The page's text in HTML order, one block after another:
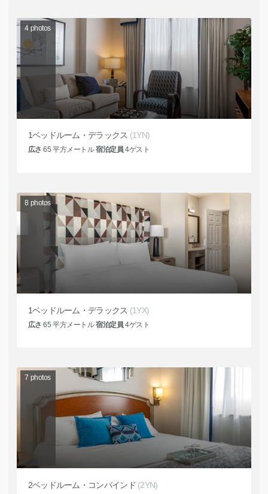
4photos
1ベッドルーム・デラックス (1YN)
広さ 65 平方メートル宿泊定員 4ゲスト
8 photos
1ベッドルーム・デラックス (1YX)
広さ 65 平方メートル宿泊定員 4ゲスト
7 photos
2ベッドルーム・コンバインド (2YN)